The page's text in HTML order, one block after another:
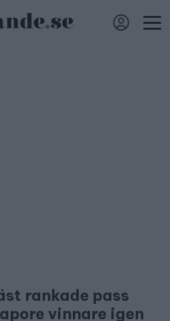
rankade pass
vinnare igen